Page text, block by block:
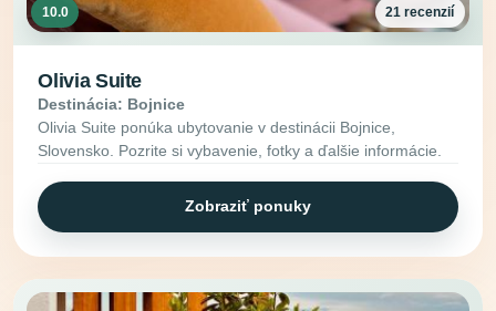
10.0 21 recenzií
Olivia Suite
Destinácia: Bojnice
Olivia Suite ponúka ubytovanie v destinácii Bojnice,
Slovensko. Pozrite si vybavenie, fotky a ďalšie informácie.
Zobraziť ponuky